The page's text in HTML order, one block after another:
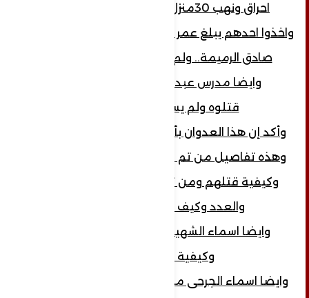
احراق ونهب 30منزل من بيت الرميمة..
واخذوا احدهم يبلغ عمر ستين عام من الطريق ..
صادق الرميمة.. ولم يعلموا عنه شيئا ..
وايضا مدرس عبد الرحمن الرميمة..
قتلوه ولم يسلموا جثته...
وأكد إن هذا العدوان بأيدي مرتزقة العدوان ..
وهذه تفاصيل من تم سحلهم بالاسم والعدد
وكيفية قتلهم ومن تم اختطافهم بالاسم
والعدد وكيف تم إختطافهم
وايضا اسماء الشهيدات بالاسم والعدد
وكيفية قتلهن..
وايضا اسماء الجرحى من الذكور والإناث بالأسم